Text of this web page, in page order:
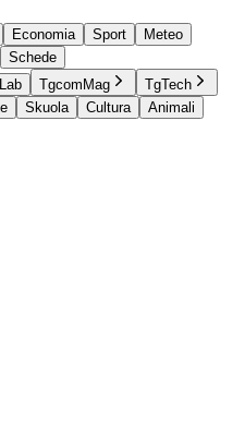
Economia Sport
Meteo
Schede
TgcomMag
TgTech
Skuola Cultura
Animali